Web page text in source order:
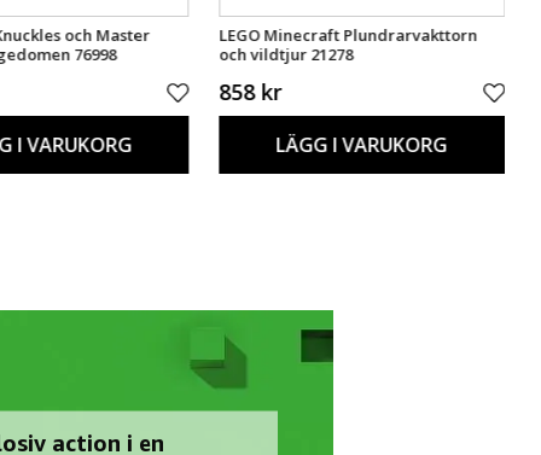
och Master
76998
I VARUKORG
LEGO Minecraft Plundrarvakttorn
och vildtjur 21278
858 kr
LÄGG I VARUKORG
action i en